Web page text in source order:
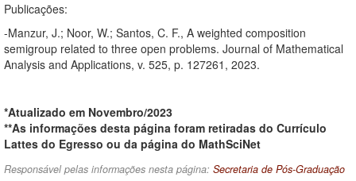
Publicações:
-Manzur, J.; Noor, W.; Santos, C. F., A weighted composition
semigroup related to three open problems. Journal of Mathematical
Analysis and Applications, v. 525, p. 127261, 2023.
*Atualizado em Novembro/2023
**As informações desta página foram retiradas do Currículo
Lattes do Egresso ou da página do MathSciNet
Responsável pelas informações nesta página: Secretaria de Pós-Graduação